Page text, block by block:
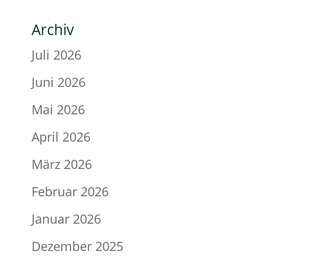
Archiv
Juli 2026
Juni 2026
Mai 2026
April 2026
März 2026
Februar 2026
Januar 2026
Dezember 2025